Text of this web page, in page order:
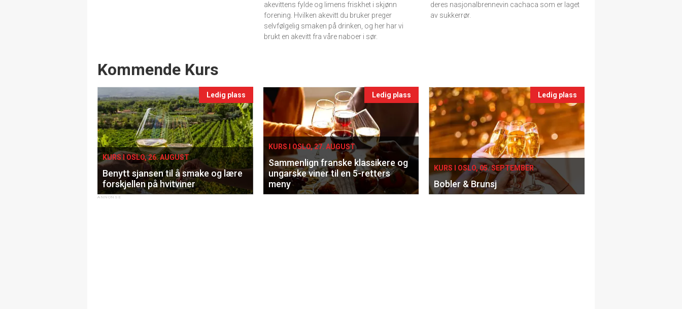
akevittens fylde og limens friskhet i skjønn
forening. Hvilken akevitt du bruker preger
selvfølgelig smaken på drinken, og her har vi
brukt en akevitt fra våre naboer i sør.
deres nasjonalbrennevin cachaca som er laget
av sukkerrør.
Events
Kommende Kurs
Ledig plass
KURS I OSLO, 26. AUGUST
Benytt sjansen til å smake og lære
forskjellen på hvitviner
Ledig plass
KURS I OSLO, 27. AUGUST
Sammenlign franske klassikere og
ungarske viner til en 5-retters
meny
Ledig plass
KURS I OSLO, 05. SEPTEMBER
Bobler & Brunsj